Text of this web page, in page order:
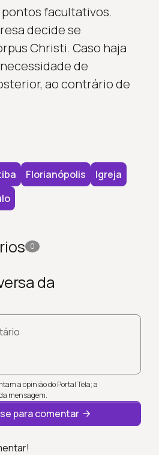
pontos facultativos.
decide se
Christi. Caso haja
de
ao contrário de
Florianópolis
Igreja
0
da
a opinião do Portal Tela; a
mensagem.
para comentar